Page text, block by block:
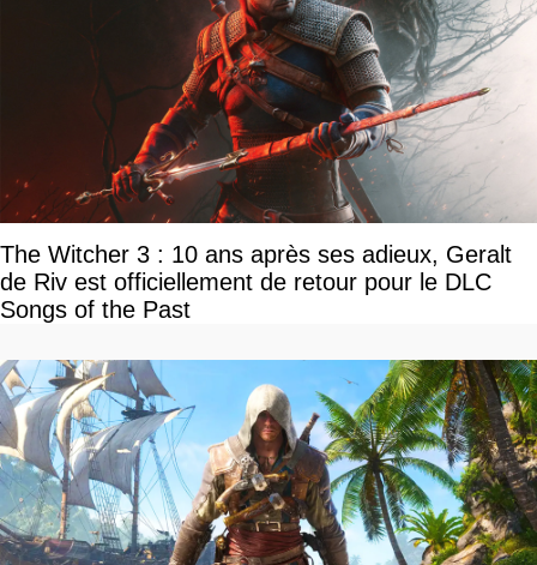
The Witcher 3 : 10 ans après ses adieux, Geralt
de Riv est officiellement de retour pour le DLC
Songs of the Past